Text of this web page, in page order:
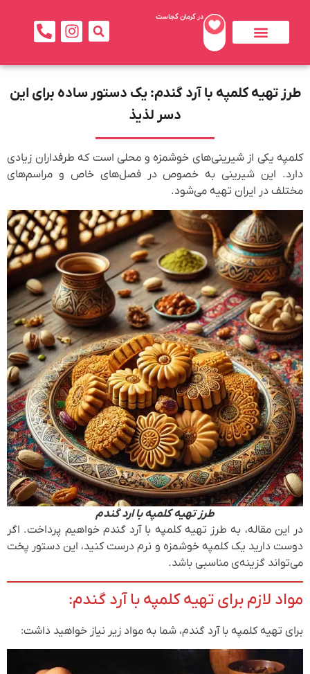
در کرمان کجاست
طرز تهیه کلمپه با آرد گندم: یک دستور ساده برای این
دسر لذیذ
کلمپه یکی از شیرینی‌های خوشمزه و محلی است که طرفداران زیادی
دارد. این شیرینی به خصوص در فصل‌های خاص و مراسم‌های
مختلف در ایران تهیه می‌شود.
طرز تهیه کلمپه با ارد گندم
در این مقاله، به طرز تهیه کلمپه با آرد گندم خواهیم پرداخت. اگر
دوست دارید یک کلمپه خوشمزه و نرم درست کنید، این دستور پخت
می‌تواند گزینه‌ی مناسبی باشد.
مواد لازم برای تهیه کلمپه با آرد گندم:
برای تهیه کلمپه با آرد گندم، شما به مواد زیر نیاز خواهید داشت: